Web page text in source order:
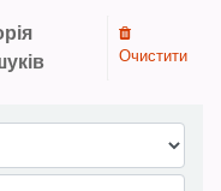
каталог
Очистити